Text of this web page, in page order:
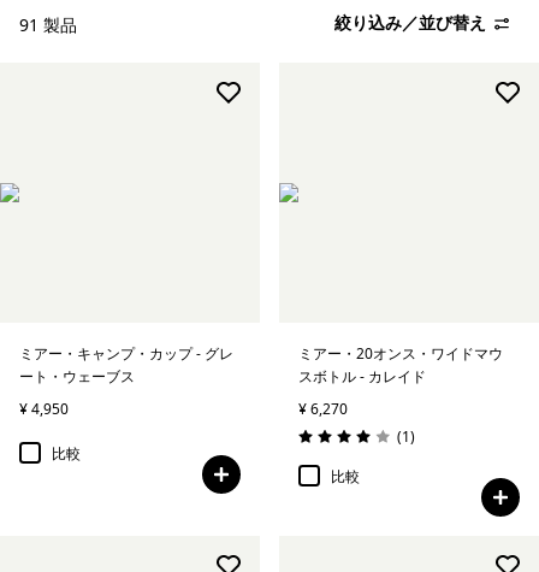
ステッカー／フライングディスク
絞り込み
絞り込み
絞り込み
素材
91 製品 絞り込み／並び替え
ミアー・キャンプ・カップ - グレ
ート・ウェーブス
¥ 4,950
比較
ミアー・20オンス・ワイドマウ
スボトル - カレイド
¥ 6,270
評価: 4.0 / 5
(1レビュー
)
比較